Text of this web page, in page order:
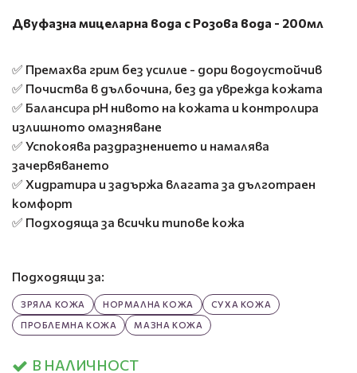
Двуфазна мицеларна вода с Розова вода - 200мл
✅ Премахва грим без усилие - дори водоустойчив
✅ Почиства в дълбочина, без да уврежда кожата
✅ Балансира pH нивото на кожата и контролира
излишното омазняване
✅ Успокоява раздразнението и намалява
зачервяването
✅ Хидратира и задържа влагата за дълготраен
комфорт
✅ Подходяща за всички типове кожа
Подходящи за:
ЗРЯЛА КОЖА НОРМАЛНА КОЖА
СУХА КОЖА
ПРОБЛЕМНА КОЖА
МАЗНА КОЖА
В НАЛИЧНОСТ